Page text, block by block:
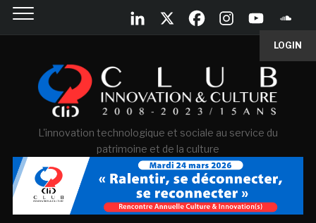
LOGIN
L'innovation technologique et sociale au service du
patrimoine et de la culture